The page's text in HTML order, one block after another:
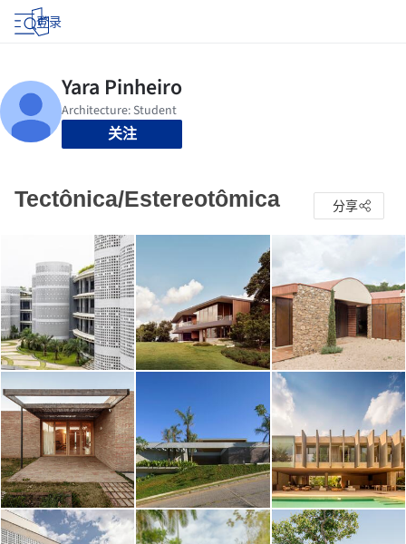
登录
关注
Tectônica/Estereotômica 分享